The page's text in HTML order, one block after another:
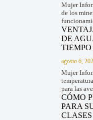
Mujer
de los
DE
agosto 6,
Mujer
para las
CÓMO
PARA
CLASES